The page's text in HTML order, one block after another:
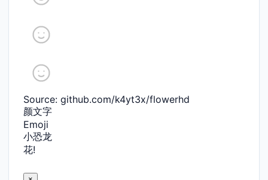
Source: github.com/k4yt3x/flowerhd
颜文字
Emoji
小恐龙
花!